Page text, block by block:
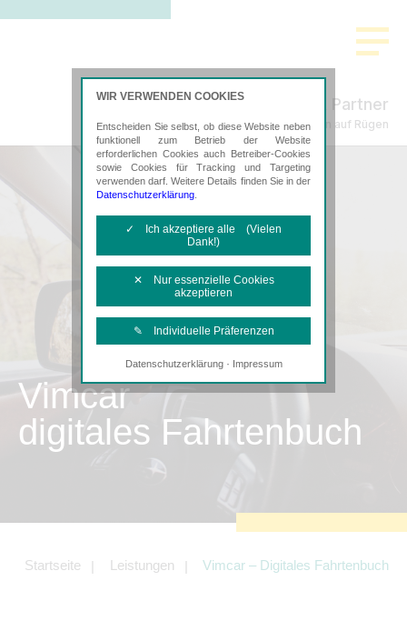
Freund & Partner
Steuerberatung in Bergen auf Rügen
Vimcar
digitales Fahrtenbuch
Startseite Leistungen Vimcar – Digitales Fahrtenbuch
WIR VERWENDEN COOKIES
Entscheiden Sie selbst, ob diese Website neben
funktionell zum Betrieb der Website
erforderlichen Cookies auch Betreiber-Cookies
sowie Cookies für Tracking und Targeting
verwenden darf. Weitere Details finden Sie in der
Datenschutzerklärung
✓ Ich akzeptiere alle (Vielen
Dank!)
✕ Nur essenzielle Cookies
akzeptieren
✎ Individuelle Präferenzen
Notwendige Cookies
Diese Cookies sind erforderlich, um die
Tracking- und Targeting-Cookies
Diese Cookies sind erforderlich, um
Angebotes einschließlich der
Angeboten von z.B. Facebook und
LinkedIn.
Datenschutzerklärung· Impressum